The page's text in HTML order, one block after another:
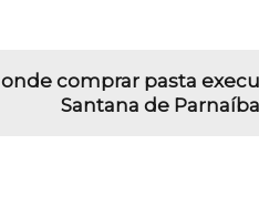
onde comprar pasta
Santana de Parnaíba